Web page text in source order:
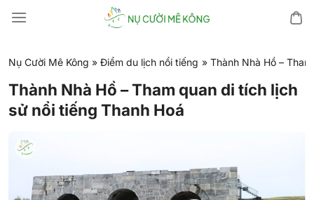
đến
dung
Nụ Cười Mê Kông » Điểm du lịch nổi tiếng » Thành Nhà Hồ –
Thành Nhà Hồ – Tham quan di tích lịch
sử nổi tiếng Thanh Hoá